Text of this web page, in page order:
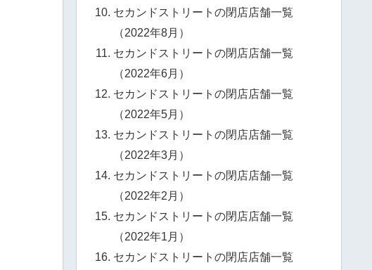
セカンドストリートの閉店店舗一覧
（2022年8月）
セカンドストリートの閉店店舗一覧
（2022年6月）
セカンドストリートの閉店店舗一覧
（2022年5月）
セカンドストリートの閉店店舗一覧
（2022年3月）
セカンドストリートの閉店店舗一覧
（2022年2月）
セカンドストリートの閉店店舗一覧
（2022年1月）
セカンドストリートの閉店店舗一覧